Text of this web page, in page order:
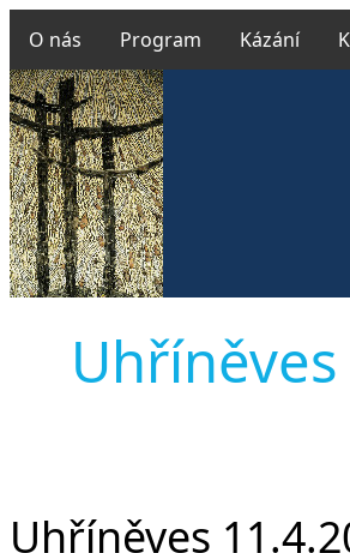
O nás Program Kázání
Uhříněves